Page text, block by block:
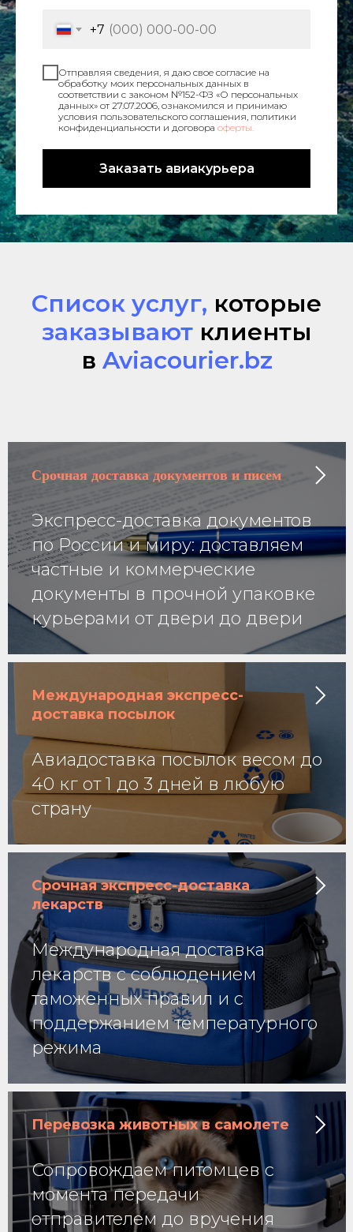
+7
Отправляя сведения, я даю свое согласие на
обработку моих персональных данных в
соответствии с законом №152-ФЗ «О персональных
данных» от 27.07.2006, ознакомился и принимаю
условия пользовательского соглашения, политики
конфиденциальности и договора оферты.
Заказать авиакурьера
Список услуг, которые
заказываютклиенты
в Aviacourier.bz
Срочная доставка документов и писем
Экспресс-доставка документов
по России и миру: доставляем
частные и коммерческие
документы в прочной упаковке
курьерами от двери до двери
Международная экспресс-
доставка посылок
Авиадоставка посылок весом до
40 кг от 1 до 3 дней в любую
страну
Срочная экспресс-доставка
лекарств
Международная доставка
лекарств с соблюдением
таможенных правил и с
поддержанием температурного
режима
Перевозка животных в самолете
Сопровождаем питомцев с
момента передачи
отправителем до вручения